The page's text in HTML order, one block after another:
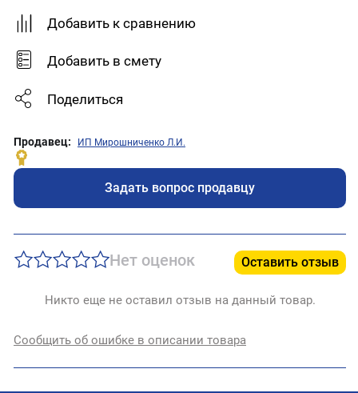
Добавить к сравнению
Добавить в смету
Поделиться
Продавец: ИП Мирошниченко Л.И.
Задать вопрос продавцу
Нет оценок Оставить отзыв
Никто еще не оставил отзыв на данный товар.
Сообщить об ошибке в описании товара